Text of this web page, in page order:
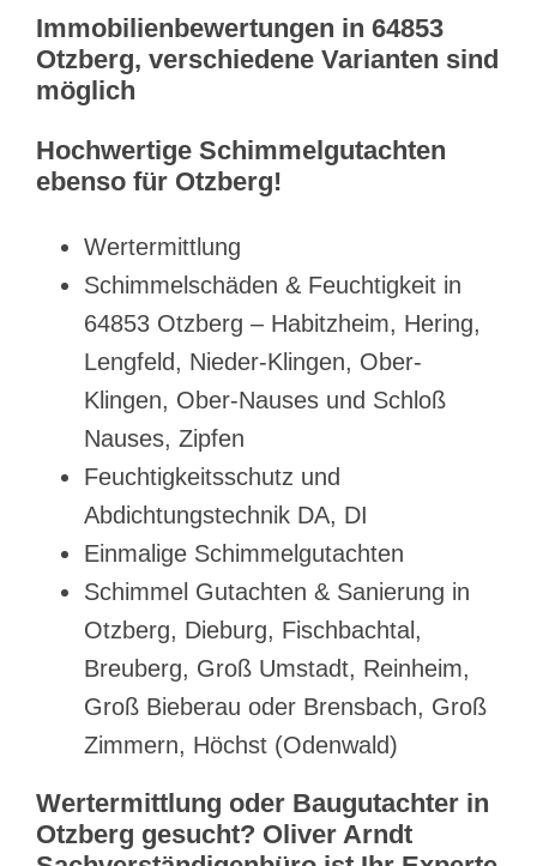
Immobilienbewertungen in 64853
Otzberg, verschiedene Varianten sind
möglich
Hochwertige Schimmelgutachten
ebenso für Otzberg!
Wertermittlung
Schimmelschäden & Feuchtigkeit in
64853 Otzberg – Habitzheim, Hering,
Lengfeld, Nieder-Klingen, Ober-
Klingen, Ober-Nauses und Schloß
Nauses, Zipfen
Feuchtigkeitsschutz und
Abdichtungstechnik DA, DI
Einmalige Schimmelgutachten
Schimmel Gutachten & Sanierung in
Otzberg, Dieburg, Fischbachtal,
Breuberg, Groß Umstadt, Reinheim,
Groß Bieberau oder Brensbach, Groß
Zimmern, Höchst (Odenwald)
Wertermittlung oder Baugutachter in
Otzberg gesucht? Oliver Arndt